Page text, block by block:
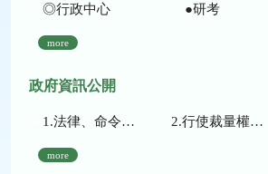
◎行政中心 ●研考
more
政府資訊公開
1.法律、命令、法規命令 2.行使裁量權而訂頒之解釋性規定及裁量基準
more